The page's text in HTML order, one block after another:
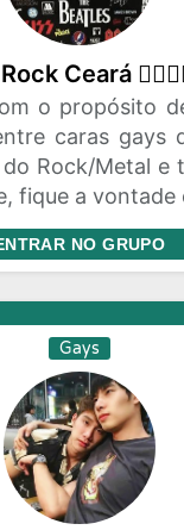
Ceará
o propósito
caras gays
Rock/Metal e
fique a vontade
NO GRUPO
Gays